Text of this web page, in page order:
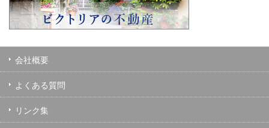
会社概要
よくある質問
リンク集